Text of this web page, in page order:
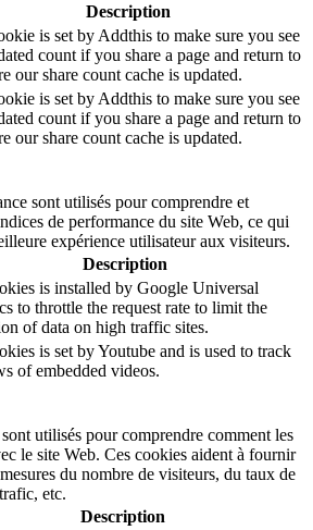
Description
is set by Addthis to make sure you see
count if you share a page and return to
our share count cache is updated.
is set by Addthis to make sure you see
count if you share a page and return to
our share count cache is updated.
sont utilisés pour comprendre et
de performance du site Web, ce qui
expérience utilisateur aux visiteurs.
Description
is installed by Google Universal
to throttle the request rate to limit the
of data on high traffic sites.
is set by Youtube and is used to track
of embedded videos.
utilisés pour comprendre comment les
le site Web. Ces cookies aident à fournir
du nombre de visiteurs, du taux de
etc.
Description